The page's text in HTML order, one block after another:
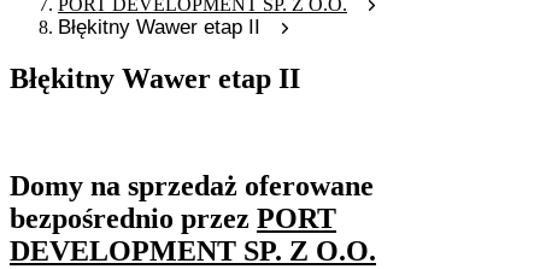
PORT DEVELOPMENT SP. Z O.O.
Błękitny Wawer etap II
Błękitny Wawer etap II
Domy na sprzedaż oferowane
bezpośrednio przez PORT
DEVELOPMENT SP. Z O.O.